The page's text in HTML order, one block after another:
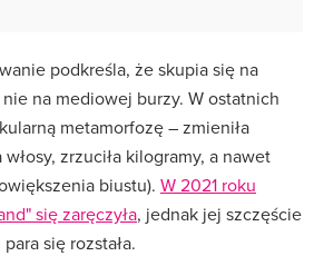
podkreśla, że skupia się na
na mediowej burzy. W ostatnich
metamorfozę – zmieniła
zrzuciła kilogramy, a nawet
biustu). W 2021 roku
się zaręczyła, jednak jej szczęście
się rozstała.